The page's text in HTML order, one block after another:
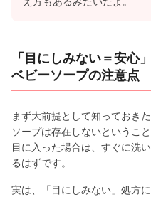
「目にしみない＝安心
ベビーソープの注意点
まず大前提として知っておき
ソープは存在しないというこ
目に入った場合は、すぐに洗
るはずです。
実は、「目にしみない」処方